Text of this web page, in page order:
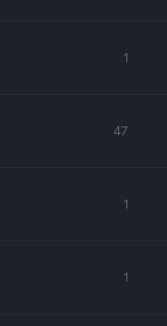
1
47
1
1